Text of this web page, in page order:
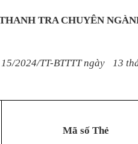
TRA CHUYÊN
15/2024/TT-BTTTTngày 13
Mã số Thẻ